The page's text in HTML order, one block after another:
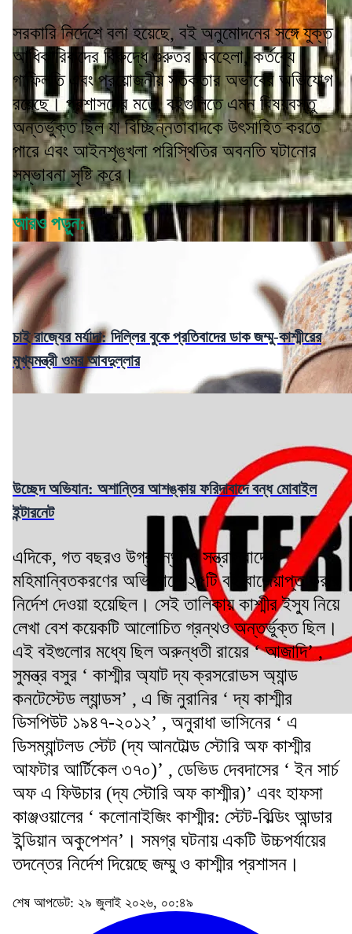
সরকারি নির্দেশে বলা হয়েছে, বই অনুমোদনের সঙ্গে যুক্ত
আধিকারিকদের বিরুদ্ধে গুরুতর অবহেলা, কর্তব্যে
গাফিলতি এবং প্রয়োজনীয় সতর্কতার অভাবের অভিযোগ
রয়েছে। প্রশাসনের মতে, বইগুলিতে এমন বিষয়বস্তু
অন্তর্ভুক্ত ছিল যা বিচ্ছিন্নতাবাদকে উৎসাহিত করতে
পারে এবং আইনশৃঙ্খলা পরিস্থিতির অবনতি ঘটানোর
সম্ভাবনা সৃষ্টি করে।
আরও পড়ুন:
চাই রাজ্যের মর্যাদা: দিল্লির বুকে প্রতিবাদের ডাক জম্মু-কাশ্মীরের
মুখ্যমন্ত্রী ওমর আবদুল্লার
উচ্ছেদ অভিযান: অশান্তির আশঙ্কায় ফরিদাবাদে বন্ধ মোবাইল
ইন্টারনেট
এদিকে, গত বছরও উগ্রপন্থা ও সন্ত্রাসবাদের
মহিমান্বিতকরণের অভিযোগে ২৫টি বই বাজেয়াপ্ত করার
নির্দেশ দেওয়া হয়েছিল। সেই তালিকায় কাশ্মীর ইস্যু নিয়ে
লেখা বেশ কয়েকটি আলোচিত গ্রন্থও অন্তর্ভুক্ত ছিল।
এই বইগুলোর মধ্যে ছিল অরুন্ধতী রায়ের ‘ আজাদি’ ,
সুমন্ত্র বসুর ‘ কাশ্মীর অ্যাট দ্য ক্রসরোডস অ্যান্ড
কনটেস্টেড ল্যান্ডস’ , এ জি নুরানির ‘ দ্য কাশ্মীর
ডিসপিউট ১৯৪৭-২০১২’ , অনুরাধা ভাসিনের ‘ এ
ডিসম্যান্টলড স্টেট (দ্য আনটোল্ড স্টোরি অফ কাশ্মীর
আফটার আর্টিকেল ৩৭০)’ , ডেভিড দেবদাসের ‘ ইন সার্চ
অফ এ ফিউচার (দ্য স্টোরি অফ কাশ্মীর)’ এবং হাফসা
কাঞ্জওয়ালের ‘ কলোনাইজিং কাশ্মীর: স্টেট-বিল্ডিং আন্ডার
ইন্ডিয়ান অকুপেশন’। সমগ্র ঘটনায় একটি উচ্চপর্যায়ের
তদন্তের নির্দেশ দিয়েছে জম্মু ও কাশ্মীর প্রশাসন।
শেষ আপডেট: ২৯ জুলাই ২০২৬, ০০:৪৯